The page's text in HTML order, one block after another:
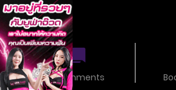
Status
OnGoing
0 comments